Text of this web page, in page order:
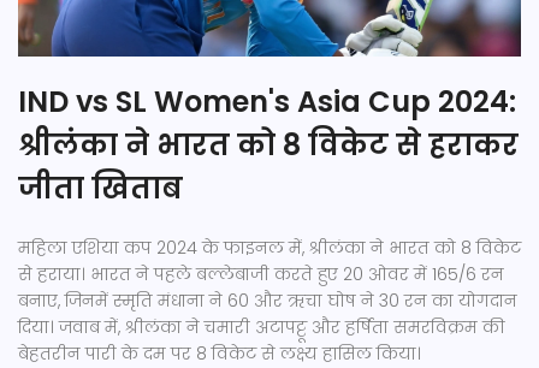
IND vs SL Women's Asia Cup 2024:
श्रीलंका ने भारत को 8 विकेट से हराकर
जीता खिताब
महिला एशिया कप 2024 के फाइनल में, श्रीलंका ने भारत को 8 विकेट
से हराया। भारत ने पहले बल्लेबाजी करते हुए 20 ओवर में 165/6 रन
बनाए, जिनमें स्मृति मंधाना ने 60 और ऋचा घोष ने 30 रन का योगदान
दिया। जवाब में, श्रीलंका ने चमारी अटापट्टू और हर्षिता समरविक्रम की
बेहतरीन पारी के दम पर 8 विकेट से लक्ष्य हासिल किया।